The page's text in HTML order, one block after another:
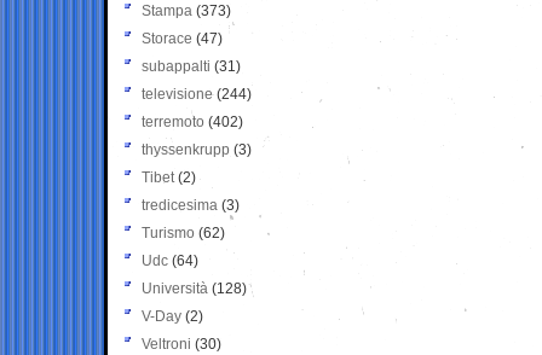
Stampa (373)
Storace (47)
subappalti (31)
televisione(244)
terremoto (402)
thyssenkrupp (3)
Tibet(2)
tredicesima (3)
Turismo (62)
Udc (64)
Università (128)
V-Day (2)
Veltroni (30)